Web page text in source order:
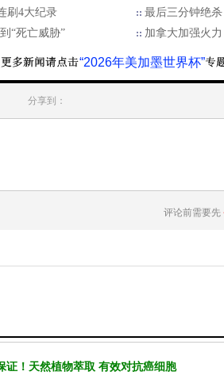
刷4大纪录
最后三分钟绝
“死亡威胁”
加拿大加强火
“2026年美加墨世界杯”
分享到：
评论前需要先
证！天然植物萃取 有效对抗癌细胞